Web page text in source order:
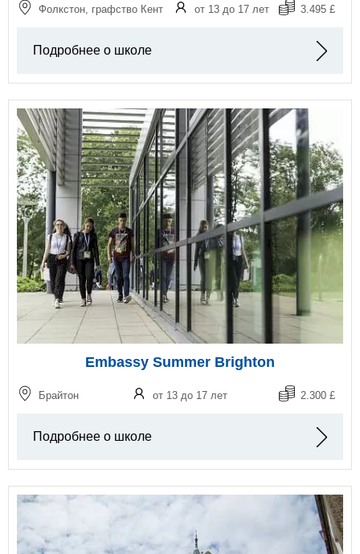
Фолкстон, графство Кент от 13 до 17 лет 3.495 £
Подробнее о школе
Embassy Summer Brighton
Брайтон от 13 до 17 лет 2.300 £
Подробнее о школе